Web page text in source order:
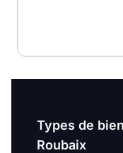
Types de
Roubaix